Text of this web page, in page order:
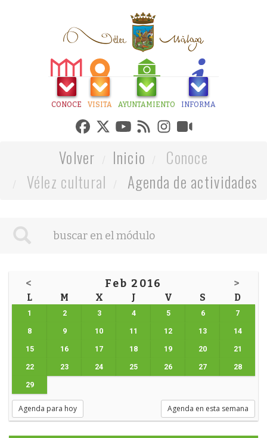
CONOCE VISITA AYUNTAMIENTO INFORMA
Volver Inicio
Conoce
Vélez cultural
Agenda de actividades
< Feb 2016 >
L M X J V S D
1 2 3 4 5 6 7
8 9 10 11 12 13 14
15 16 17 18 19 20 21
22 23 24 25 26 27 28
29
Agenda para hoy Agenda en esta semana